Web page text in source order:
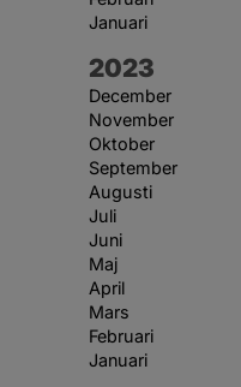
Januari
År:
2023
December
November
Oktober
September
Augusti
Juli
Juni
Maj
April
Mars
Februari
Januari